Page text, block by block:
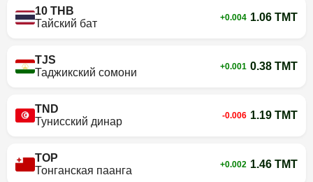
10 THB
Тайский бат
+0.004 1.06 TMT
TJS
Таджикский сомони
+0.001 0.38 TMT
TND
Тунисский динар
-0.006 1.19 TMT
TOP
Тонганская паанга
+0.002 1.46 TMT